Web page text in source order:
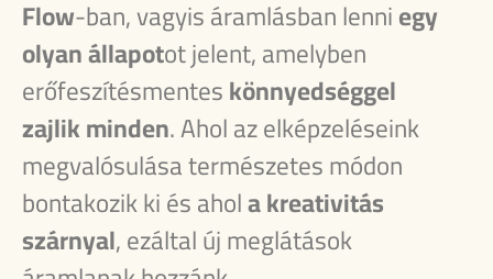
Flow-ban, vagyis áramlásban lenniegy
olyan állapotot jelent, amelyben
erőfeszítésmenteskönnyedséggel
zajlik minden. Ahol az elképzeléseink
megvalósulása természetes módon
bontakozik ki és ahola kreativitás
szárnyal, ezáltal új meglátások